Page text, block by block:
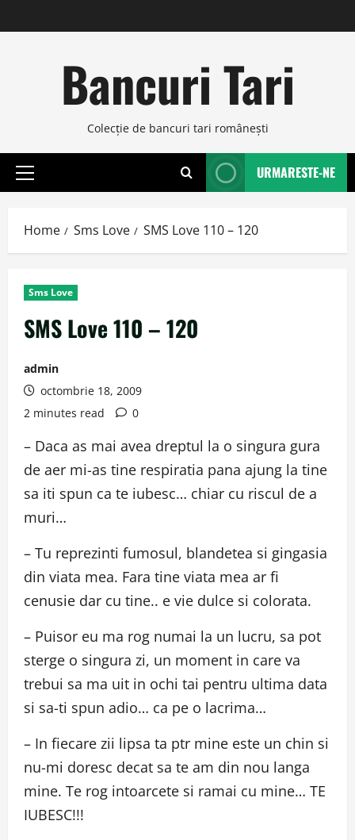
to
Bancuri Tari
Colecţie de bancuri tari româneşti
Primary
URMARESTE-NE
Home Sms Love SMS Love 110 – 120
Sms Love
SMS Love 110 – 120
admin
octombrie 18, 2009
2 minutes read
0
– Daca as mai avea dreptul la o singura gura
de aer mi-as tine respiratia pana ajung la tine
sa iti spun ca te iubesc… chiar cu riscul de a
muri…
– Tu reprezinti fumosul, blandetea si gingasia
din viata mea. Fara tine viata mea ar fi
cenusie dar cu tine.. e vie dulce si colorata.
– Puisor eu ma rog numai la un lucru, sa pot
sterge o singura zi, un moment in care va
trebui sa ma uit in ochi tai pentru ultima data
si sa-ti spun adio… ca pe o lacrima…
– In fiecare zii lipsa ta ptr mine este un chin si
nu-mi doresc decat sa te am din nou langa
mine. Te rog intoarcete si ramai cu mine… TE
IUBESC!!!